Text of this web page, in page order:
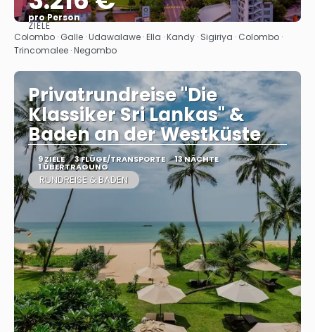
pro Person
Sehen
ZIELE
Colombo · Galle · Udawalawe · Ella · Kandy · Sigiriya · Colombo ·
Trincomalee · Negombo
Privatrundreise "Die
Klassiker Sri Lankas" &
Baden an der Westküste
9 ZIELE 3 FLÜGE/TRANSPORTE 13 NÄCHTE
1 ÜBERTRAGUNG
RUNDREISE & BADEN